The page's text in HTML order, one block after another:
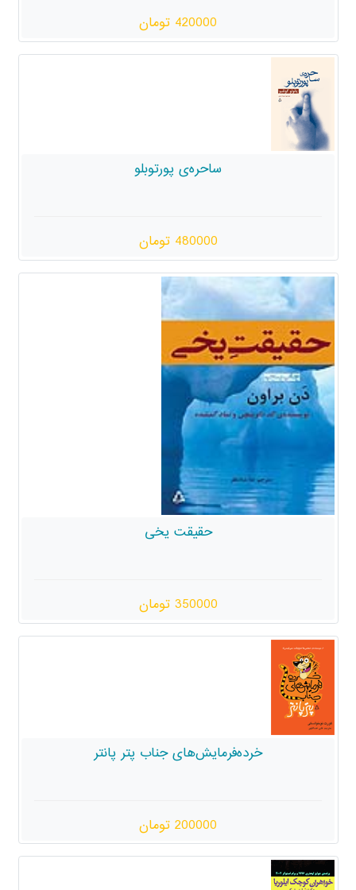
420000 تومان
ساحره‌ی پورتوبلو
480000 تومان
حقیقت یخی
350000 تومان
خرده‌فرمایش‌های جناب پتر پانتر
200000 تومان